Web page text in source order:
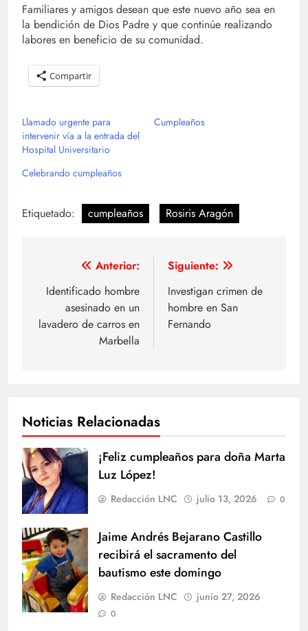
Familiares y amigos desean que este nuevo año sea en
la bendición de Dios Padre y que continúe realizando
labores en beneficio de su comunidad.
Compartir
Llamado urgente para
intervenir vía a la entrada del
Hospital Universitario
Cumpleaños
Celebrando cumpleaños
Etiquetado: cumpleaños Rosiris Aragón
Navegación
de
entradas
Anterior:
Identificado hombre
asesinado en un
lavadero de carros en
Marbella
Siguiente:
Investigan crimen de
hombre en San
Fernando
Noticias Relacionadas
¡Feliz cumpleaños para doña Marta
Luz López!
Redacción LNC julio 13, 2026 0
Jaime Andrés Bejarano Castillo
recibirá el sacramento del
bautismo este domingo
Redacción LNC junio 27, 2026
0